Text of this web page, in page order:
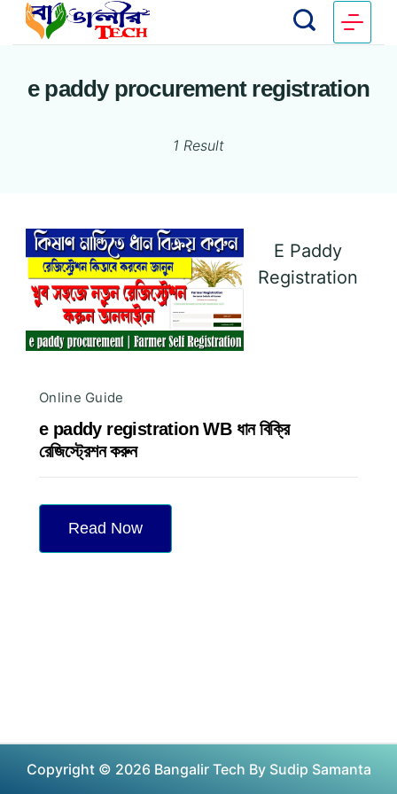
e paddy procurement registration
1 Result
E Paddy
Registration
Online Guide
e paddy registration WB ধান বিক্রি
রেজিস্ট্রেশন করুন
Read Now
Copyright © 2026 Bangalir Tech By Sudip Samanta